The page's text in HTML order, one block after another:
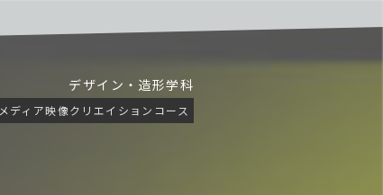
デザイン・造形学科
メディア映像クリエイションコース